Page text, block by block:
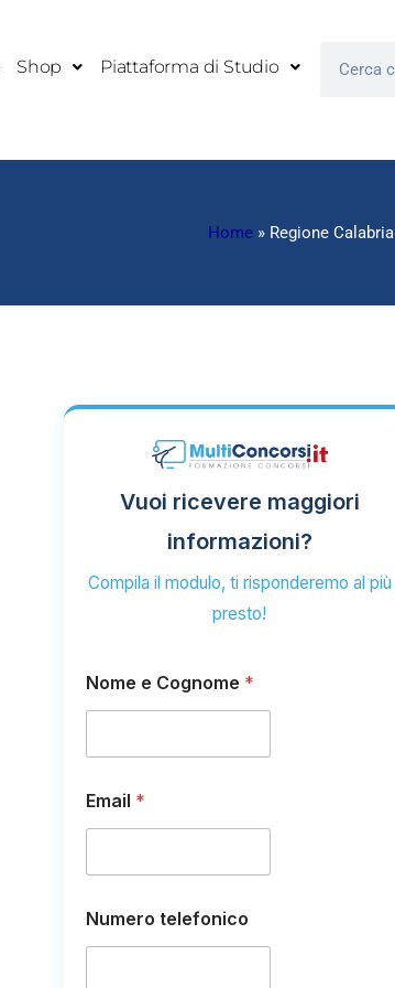
Shop Piattaforma di Studio Cerca
Home » Regione Calabria
Vuoi ricevere maggiori
informazioni?
Compila il modulo, ti risponderemo al più
presto!
Nome e Cognome *
Email *
N
u
Numero telefonico